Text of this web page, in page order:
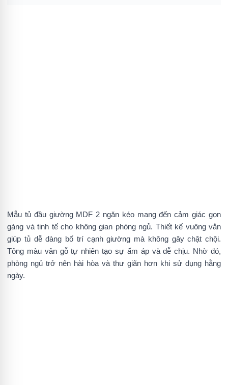
Mẫu tủ đầu giường MDF 2 ngăn kéo mang đến cảm giác gọn
gàng và tinh tế cho không gian phòng ngủ. Thiết kế vuông vắn
giúp tủ dễ dàng bố trí cạnh giường mà không gây chật chội.
Tông màu vân gỗ tự nhiên tạo sự ấm áp và dễ chịu. Nhờ đó,
phòng ngủ trở nên hài hòa và thư giãn hơn khi sử dụng hằng
ngày.